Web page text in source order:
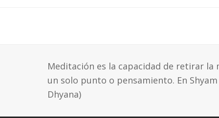
Meditación es la capacidad de retirar
un solo punto o pensamiento. En
Dhyana)